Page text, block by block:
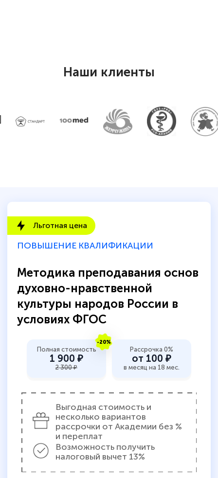
специалисты, ответили на все
интересующие вопросы и в течении
быстро ответили, разъяснили все детали.
Обучение понравилось: огромное
количество тематической литературы,
пособий и учебников доступно на время
аттестации, проблем не возникло ни на
Наши клиенты
Льготная цена
ПОВЫШЕНИЕ КВАЛИФИКАЦИИ
Методика преподавания основ
духовно-нравственной
культуры народов России в
условиях ФГОС
-20%
Полная стоимость
1 900 ₽
2 300 ₽
Рассрочка 0%
от 100 ₽
в месяц на 18 мес.
Выгодная стоимость и
несколько вариантов
рассрочки от Академии без %
и переплат
Возможность получить
налоговый вычет 13%